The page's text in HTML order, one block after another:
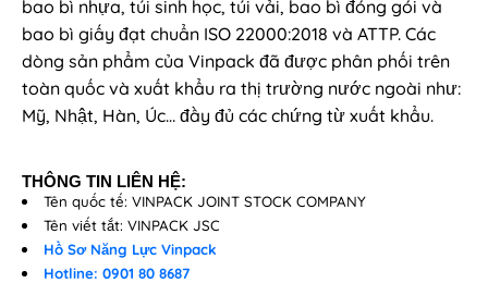
bao bì nhựa, túi sinh học, túi vải, bao bì đóng gói và
bao bì giấy đạt chuẩn ISO 22000:2018 và ATTP. Các
dòng sản phẩm của Vinpack đã được phân phối trên
toàn quốc và xuất khẩu ra thị trường nước ngoài như:
Mỹ, Nhật, Hàn, Úc… đầy đủ các chứng từ xuất khẩu.
THÔNG TIN LIÊN HỆ:
Tên quốc tế: VINPACK JOINT STOCK COMPANY
Tên viết tắt: VINPACK JSC
Hồ Sơ Năng Lực Vinpack
Hotline: 0901 80 8687